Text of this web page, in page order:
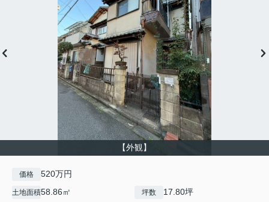
【外観】
価格 520万円
土地面積58.86㎡ 坪数 17.80坪